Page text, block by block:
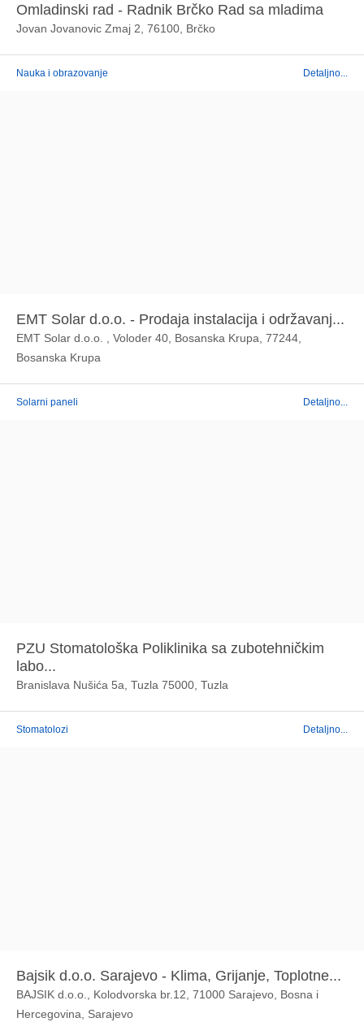
Omladinski rad - Radnik Brčko Rad sa mladima
Jovan Jovanovic Zmaj 2, 76100, Brčko
Nauka i obrazovanje Detaljno...
EMT Solar d.o.o. - Prodaja instalacija i održavanj...
EMT Solar d.o.o. , Voloder 40, Bosanska Krupa, 77244,
Bosanska Krupa
Solarni paneli Detaljno...
PZU Stomatološka Poliklinika sa zubotehničkim
labo...
Branislava Nušića 5a, Tuzla 75000, Tuzla
Stomatolozi Detaljno...
Bajsik d.o.o. Sarajevo - Klima, Grijanje, Toplotne...
BAJSIK d.o.o., Kolodvorska br.12, 71000 Sarajevo, Bosna i
Hercegovina, Sarajevo